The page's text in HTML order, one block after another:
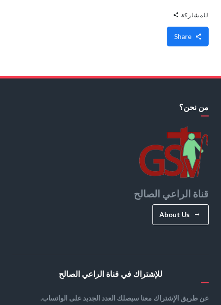
للمشاركة
من نحن؟
قناة الراعي الصالح
About Us
للإشتراك في قناة الراعي الصالح
عن طريق الإشتراك معنا سيصلك العدد الجديد على الواتساب.